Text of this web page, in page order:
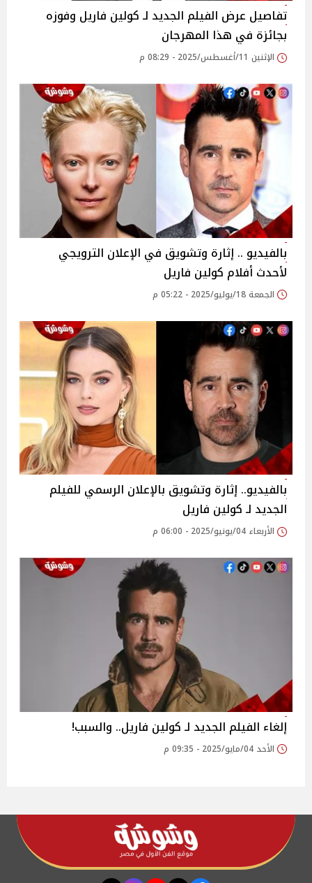
تفاصيل عرض الفيلم الجديد لـ كولين فاريل وفوزه
بجائزة في هذا المهرجان
الإثنين 11/أغسطس/2025 - 08:29 م
بالفيديو .. إثارة وتشويق في الإعلان الترويجي
لأحدث أفلام كولين فاريل
الجمعة 18/يوليو/2025 - 05:22 م
بالفيديو.. إثارة وتشويق بالإعلان الرسمي للفيلم
الجديد لـ كولين فاريل
الأربعاء 04/يونيو/2025 - 06:00 م
إلغاء الفيلم الجديد لـ كولين فاريل.. والسبب!
الأحد 04/مايو/2025 - 09:35 م